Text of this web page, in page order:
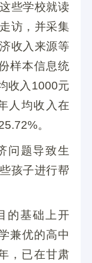
些学校就读
访，并采集
收入来源等
样本信息统
收入1000元
人均收入在
。
问题导致生
孩子进行帮
的基础上开
兼优的高中
，已在甘肃